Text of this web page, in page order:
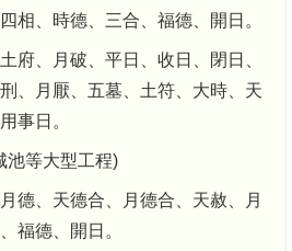
相、時德、三合、福德、開日。
府、月破、平日、收日、閉日、
、月厭、五墓、土符、大時、天
事日。
池等大型工程)
德、天德合、月德合、天赦、月
福德、開日。